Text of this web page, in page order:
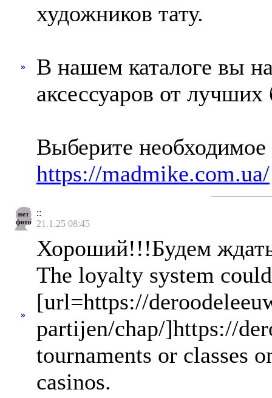
»
художников тату.
В нашем каталоге вы
аксессуаров от лучших
Выберите необходимое
https://madmike.com.ua/
::
21.1.25 08:45
»
Хороший!!!Будем
The loyalty system
[url=https://
partijen/chap/]https://
tournaments or classes
casinos.